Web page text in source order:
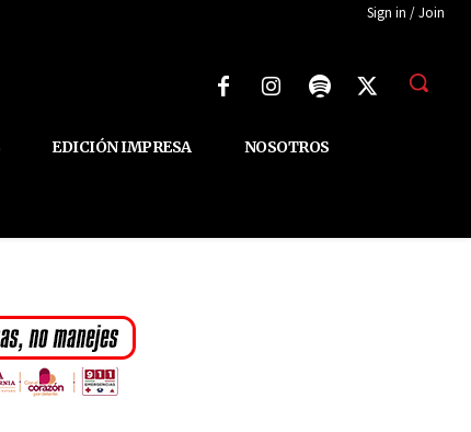
Sign in / Join
EDICIÓN IMPRESA NOSOTROS